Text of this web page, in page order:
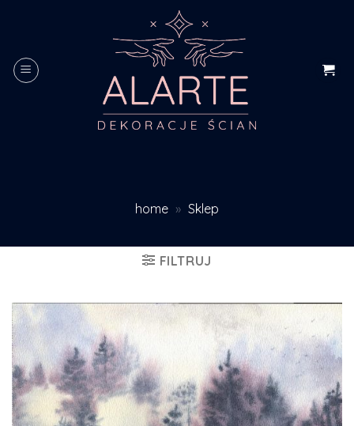
home » Sklep
FILTRUJ